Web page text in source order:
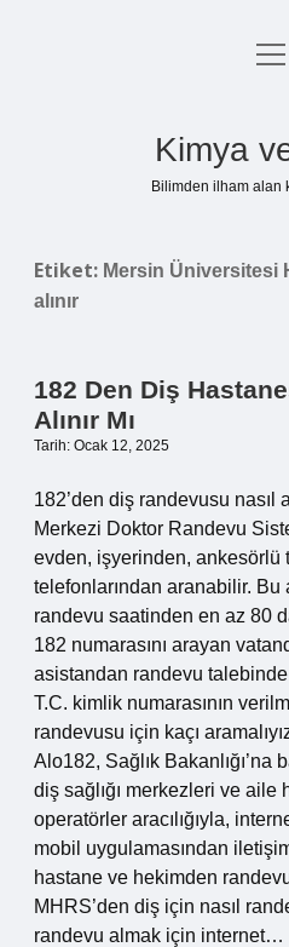
Kimya
Bilimden ilham alan
Etiket: Mersin Üniversitesi
alınır
182 Den Diş
Alınır Mı
Tarih: Ocak 12, 2025
182’den diş randevusu nasıl
Merkezi Doktor Randevu
evden, işyerinden, ankesörlü
telefonlarından aranabilir. Bu
randevu saatinden en az 80
182 numarasını arayan
asistandan randevu
T.C. kimlik numarasının
randevusu için kaçı
Alo182, Sağlık Bakanlığı’na
diş sağlığı merkezleri ve aile
operatörler aracılığıyla,
mobil uygulamasından
hastane ve hekimden
MHRS’den diş için nasıl
randevu almak için internet…